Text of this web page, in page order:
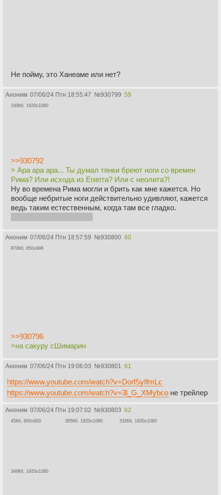
Не пойму, это Ханеаме или нет?
Аноним 07/06/24 Птн 18:55:47 №930799 59
190Кб, 1920x1080
>>930792
> Ара ара ара... Ты думал тянки бреют ноги со времен
Рима? Или исхода из Египта? Или с неолита?!
Ну во времена Рима могли и брить как мне кажется. Но
вообще небритые ноги действительно удивляют, кажется
ведь таким естественным, когда там все гладко.
Аноним 07/06/24 Птн 18:57:59 №930800 60
870Кб, 850x998
>>930796
>на сакуру сШимарин
Аноним 07/06/24 Птн 19:06:03 №930801 61
https://www.youtube.com/watch?v=DorlSyIfmLc
https://www.youtube.com/watch?v=3l_G_XMybco не трейлер
Аноним 07/06/24 Птн 19:07:02 №930803 62
45Кб, 800x600 365Кб, 1920x1080 332Кб, 1920x1080
346Кб, 1920x1080